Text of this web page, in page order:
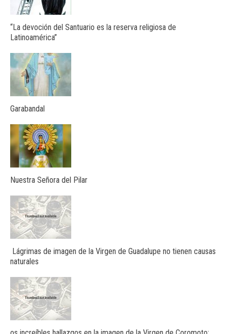
“La devoción del Santuario es la reserva religiosa de
Latinoamérica”
Garabandal
Nuestra Señora del Pilar
Lágrimas de imagen de la Virgen de Guadalupe no tienen causas
naturales